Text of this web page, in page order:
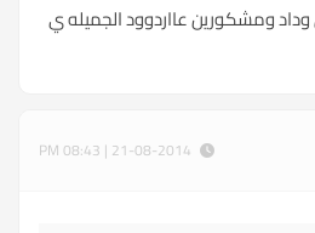
ومشكورين عااردوود الجميله ي